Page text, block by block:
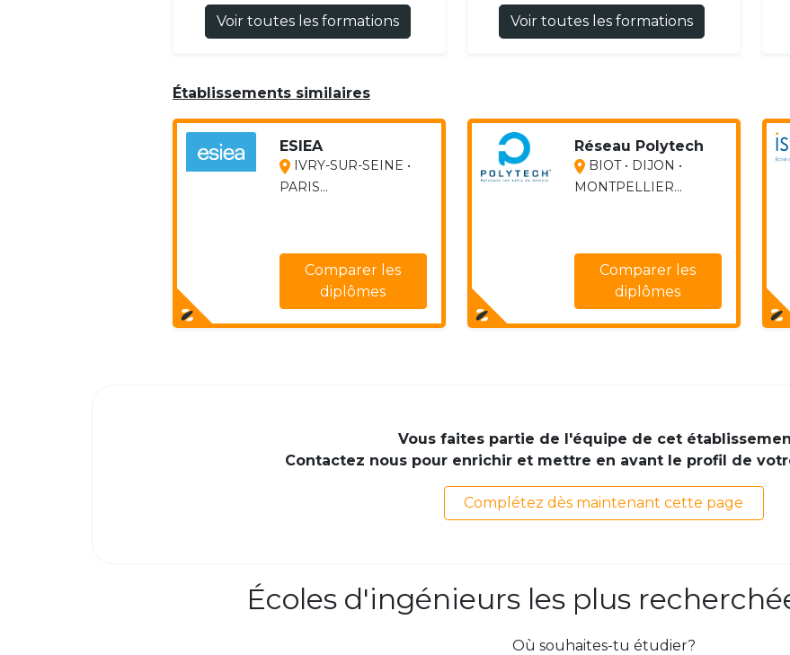
Voir toutes les formations Voir toutes les formations
Établissements similaires
ESIEA
IVRY-SUR-SEINE •
PARIS...
Comparer les
diplômes
Réseau Polytech
BIOT • DIJON •
MONTPELLIER...
Comparer les
diplômes
Vous faites partie de l'équipe de cet
Contactez nous pour enrichir et mettre en avant le profil de
Complétez dès maintenant cette page
Écoles d'ingénieurs les plus
Où souhaites-tu étudier?